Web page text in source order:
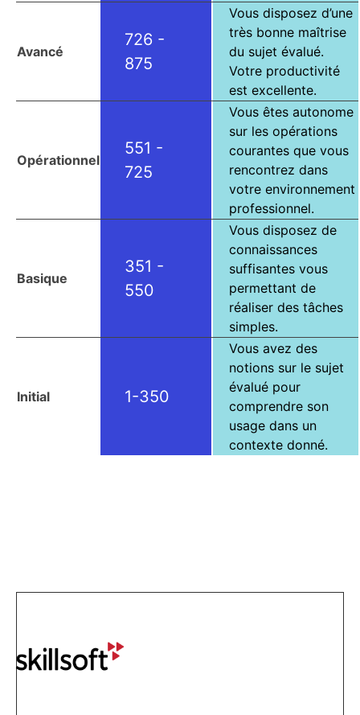
Avancé
726 -
875
Vous disposez d’une
très bonne maîtrise
du sujet évalué.
Votre productivité
est excellente.
Opérationnel
551 -
725
Vous êtes autonome
sur les opérations
courantes que vous
rencontrez dans
votre environnement
professionnel.
Basique
351 -
550
Vous disposez de
connaissances
suffisantes vous
permettant de
réaliser des tâches
simples.
Initial 1-350
Vous avez des
notions sur le sujet
évalué pour
comprendre son
usage dans un
contexte donné.